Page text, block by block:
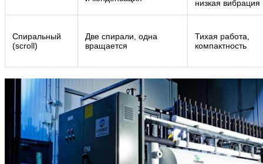
низкая вибрация
Спиральный
(scroll)
Две спирали, одна
вращается
Тихая работа,
компактность